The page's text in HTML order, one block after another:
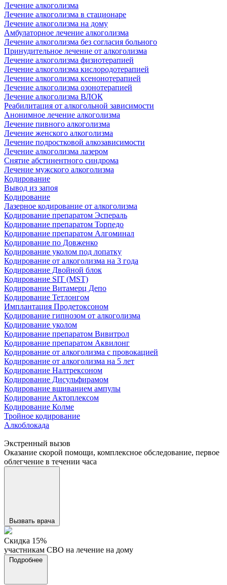
Лечение алкоголизма
Лечение алкоголизма в стационаре
Лечение алкоголизма на дому
Амбулаторное лечение алкоголизма
Лечение алкоголизма без согласия больного
Принудительное лечение от алкоголизма
Лечение алкоголизма физиотерапией
Лечение алкоголизма кислородотерапией
Лечение алкоголизма ксенонотерапией
Лечение алкоголизма озонотерапией
Лечение алкоголизма ВЛОК
Реабилитация от алкогольной зависимости
Анонимное лечение алкоголизма
Лечение пивного алкоголизма
Лечение женского алкоголизма
Лечение подростковой алкозависимости
Лечение алкоголизма лазером
Снятие абстинентного синдрома
Лечение мужского алкоголизма
Кодирование
Вывод из запоя
Кодирование
Лазерное кодирование от алкоголизма
Кодирование препаратом Эспераль
Кодирование препаратом Торпедо
Кодирование препаратом Алгоминал
Кодирование по Довженко
Кодирование уколом под лопатку
Кодирование от алкоголизма на 3 года
Кодирование Двойной блок
Кодирование SIT (MST)
Кодирование Витамерц Депо
Кодирование Тетлонгом
Имплантация Продетоксоном
Кодирование гипнозом от алкоголизма
Кодирование уколом
Кодирование препаратом Вивитрол
Кодирование препаратом Аквилонг
Кодирование от алкоголизма с провокацией
Кодирование от алкоголизма на 5 лет
Кодирование Налтрексоном
Кодирование Дисульфирамом
Кодирование вшиванием ампулы
Кодирование Актоплексом
Кодирование Колме
Тройное кодирование
Алкоблокада
Экстренный вызов
Оказание скорой помощи, комплексное обследование, первое
облегчение в течении часа
Вызвать врача
Cкидка 15%
участникам СВО на лечение на дому
Подробнее